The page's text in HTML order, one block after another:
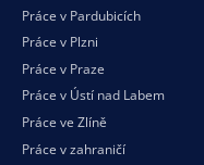
Práce v Pardubicích
Práce v Plzni
Práce v Praze
Práce v Ústí nad Labem
Práce ve Zlíně
Práce v zahraničí